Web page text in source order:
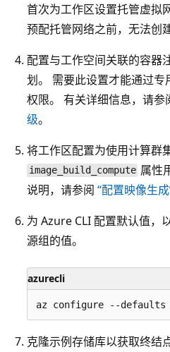
首次为工作区设置托管虚拟
预配托管网络之前，无法创
配置与工作空间关联的容器
划。 需要此设置才能通过
权限。 有关详细信息，请参
级。
将工作区配置为使用计算群
image_build_compute 属性
说明，请参阅 “配置映像生成
为 Azure CLI 配置默认值，
源组的值。
azurecli
克隆示例存储库以获取终结